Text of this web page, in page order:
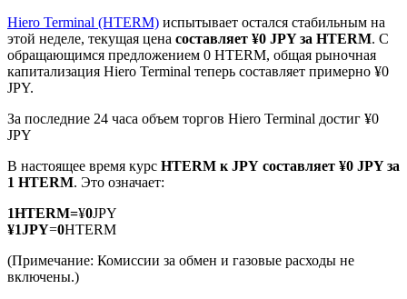
Фьючерсы на COIN-M
Деривативы на акции, форекс, драгоценные металлы и
сырьевые товары
Hiero Terminal (HTERM) испытывает остался стабильным на
этой неделе, текущая цена составляет ¥0 JPY за HTERM. С
обращающимся предложением 0 HTERM, общая рыночная
капитализация Hiero Terminal теперь составляет примерно ¥0
JPY.
За последние 24 часа объем торгов Hiero Terminal достиг ¥0
JPY
В настоящее время курс HTERM к JPY составляет ¥0 JPY за
1 HTERM. Это означает:
1HTERM=¥0JPY
¥1JPY=0HTERM
(Примечание: Комиссии за обмен и газовые расходы не
включены.)